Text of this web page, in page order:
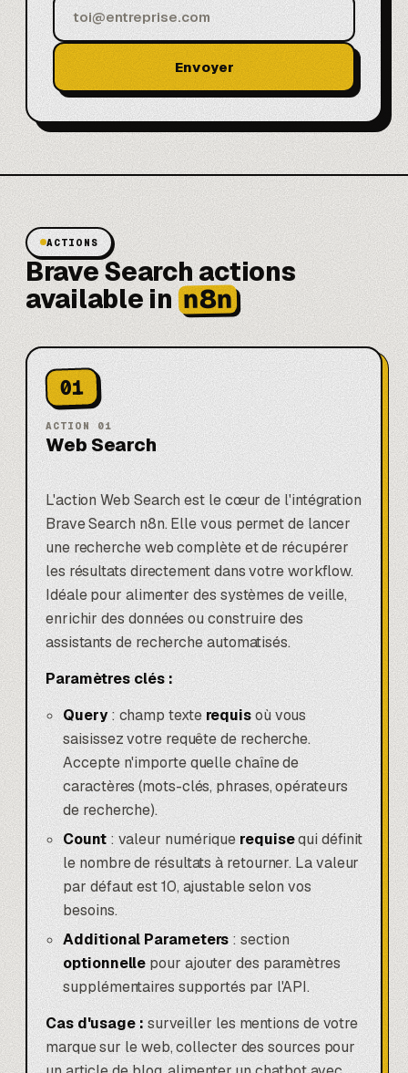
Envoyer
ACTIONS
Brave Search actions
available in n8n
01
ACTION 01
Web Search
L'action Web Search est le cœur de l'intégration
Brave Search n8n. Elle vous permet de lancer
une recherche web complète et de récupérer
les résultats directement dans votre workflow.
Idéale pour alimenter des systèmes de veille,
enrichir des données ou construire des
assistants de recherche automatisés.
Paramètres clés :
Query: champ texterequisoù vous
saisissez votre requête de recherche.
Accepte n'importe quelle chaîne de
caractères (mots-clés, phrases, opérateurs
de recherche).
Count: valeur numérique requisequi définit
le nombre de résultats à retourner. La valeur
par défaut est 10, ajustable selon vos
besoins.
Additional Parameters: section
optionnellepour ajouter des paramètres
supplémentaires supportés par l'API.
Cas d'usage : surveiller les mentions de votre
marque sur le web, collecter des sources pour